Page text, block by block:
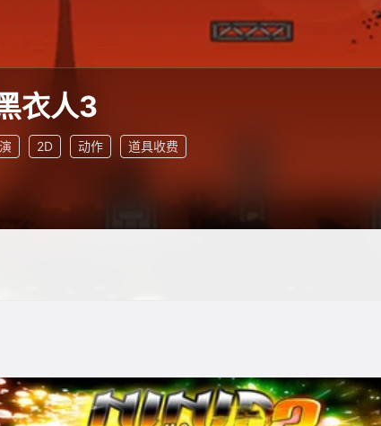
衣人3
2D 动作 道具收费